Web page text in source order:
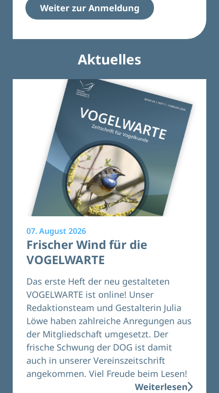
Weiter zur Anmeldung
Aktuelles
07. August 2026
Frischer Wind für die
VOGELWARTE
Das erste Heft der neu gestalteten
VOGELWARTE ist online! Unser
Redaktionsteam und Gestalterin Julia
Löwe haben zahlreiche Anregungen aus
der Mitgliedschaft umgesetzt. Der
frische Schwung der DOG ist damit
auch in unserer Vereinszeitschrift
angekommen. Viel Freude beim Lesen!
Weiterlesen